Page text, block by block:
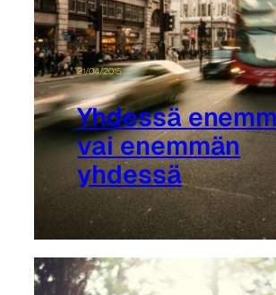
21/04/2015
Yhdessä
vai enemmän
yhdessä